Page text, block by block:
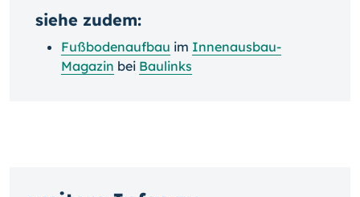
siehe zudem:
Fußbodenaufbau im Innenausbau-
Magazin bei Baulinks